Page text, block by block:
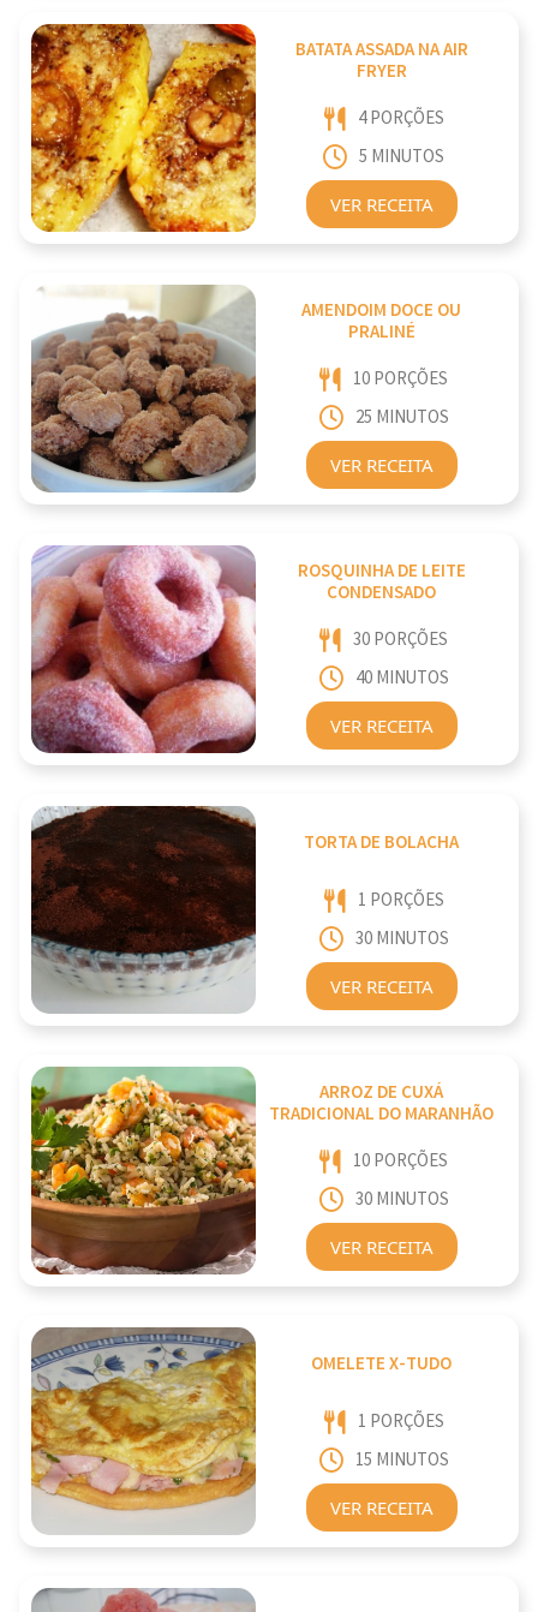
BATATA ASSADA NA AIR
FRYER
4 PORÇÕES
5 MINUTOS
VER RECEITA
AMENDOIM DOCE OU
PRALINÉ
10 PORÇÕES
25 MINUTOS
VER RECEITA
ROSQUINHA DE LEITE
CONDENSADO
30 PORÇÕES
40 MINUTOS
VER RECEITA
TORTA DE BOLACHA
1 PORÇÕES
30 MINUTOS
VER RECEITA
ARROZ DE CUXÁ
TRADICIONAL DO MARANHÃO
10 PORÇÕES
30 MINUTOS
VER RECEITA
OMELETE X-TUDO
1 PORÇÕES
15 MINUTOS
VER RECEITA